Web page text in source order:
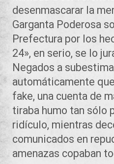
desenmascarar la
Garganta Poderosa
Prefectura por los
24», en serio, se lo
Negados a
automáticamente
fake, una cuenta de
tiraba humo tan sólo
ridículo, mientras
comunicados en
amenazas copaban